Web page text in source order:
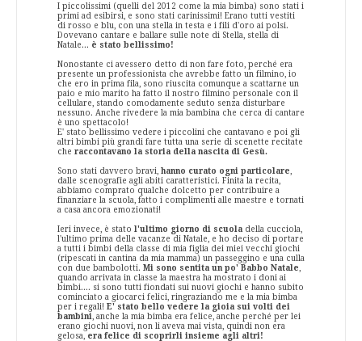
I piccolissimi (quelli del 2012 come la mia bimba) sono stati i
primi ad esibirsi, e sono stati carinissimi! Erano tutti vestiti
di rosso e blu, con una stella in testa e i fili d'oro ai polsi.
Dovevano cantare e ballare sulle note di Stella, stella di
Natale... è stato bellissimo!
Nonostante ci avessero detto di non fare foto, perché era
presente un professionista che avrebbe fatto un filmino, io
che ero in prima fila, sono riuscita comunque a scattarne un
paio e mio marito ha fatto il nostro filmino personale con il
cellulare, stando comodamente seduto senza disturbare
nessuno. Anche rivedere la mia bambina che cerca di cantare
è uno spettacolo!
E' stato bellissimo vedere i piccolini che cantavano e poi gli
altri bimbi più grandi fare tutta una serie di scenette recitate
che raccontavano la storia della nascita di Gesù.
Sono stati davvero bravi, hanno curato ogni particolare
dalle scenografie agli abiti caratteristici. Finita la recita,
abbiamo comprato qualche dolcetto per contribuire a
finanziare la scuola, fatto i complimenti alle maestre e tornati
a casa ancora emozionati!
Ieri invece, è stato l'ultimo giorno di scuola della cucciola,
l'ultimo prima delle vacanze di Natale, e ho deciso di portare
a tutti i bimbi della classe di mia figlia dei miei vecchi giochi
(ripescati in cantina da mia mamma) un passeggino e una culla
con due bambolotti. Mi sono sentita un po' Babbo Natale
quando arrivata in classe la maestra ha mostrato i doni ai
bimbi.... si sono tutti fiondati sui nuovi giochi e hanno subito
cominciato a giocarci felici, ringraziando me e la mia bimba
per i regali! E' stato bello vedere la gioia sui volti dei
bambini , anche la mia bimba era felice, anche perché per lei
erano giochi nuovi, non li aveva mai vista, quindi non era
gelosa, era felice di scoprirli insieme agli altri!